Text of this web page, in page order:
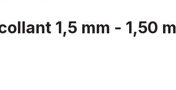
1,5 mm - 1,50 m